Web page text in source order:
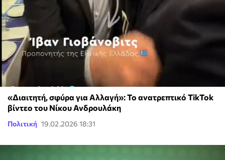
«Διαιτητή, σφύρα για Αλλαγή»: Το ανατρεπτικό TikTok
βίντεο του Νίκου Ανδρουλάκη
Πολιτική 19.02.2026 18:31